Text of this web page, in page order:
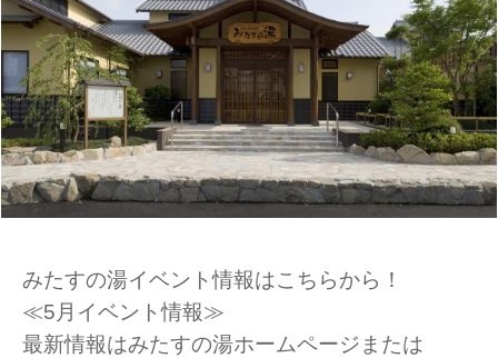
みたすの湯イベント情報はこちらから！
≪5月イベント情報≫
最新情報はみたすの湯ホームページまたは